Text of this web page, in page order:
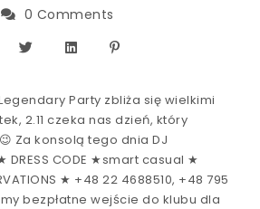
0 Comments
Party zbliża się wielkimi
2.11 czeka nas dzień, który
Za konsolą tego dnia DJ
CODE ★smart casual ★
★ +48 22 4688510, +48 795
bezpłatne wejście do klubu dla